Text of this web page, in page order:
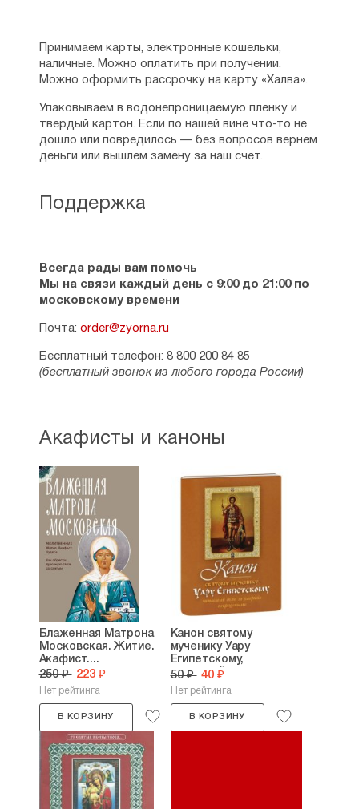
Поддержка
Всегда рады вам помочь
Мы на связи каждый день с 9:00 до 21:00 по
московскому времени
Почта: order@zyorna.ru
Бесплатный телефон: 8 800 200 84 85
(бесплатный звонок из любого города России)
Принимаем карты, электронные кошельки,
наличные. Можно оплатить при получении.
Можно оформить рассрочку на карту «Халва».
Упаковываем в водонепроницаемую пленку и
твердый картон. Если по нашей вине что-то не
дошло или повредилось — без вопросов вернем
деньги или вышлем замену за наш счет.
Акафисты и каноны
Блаженная Матрона
Московская. Житие.
Акафист....
250 ₽ 223 ₽
Нет рейтинга
В КОРЗИНУ
Канон святому
мученику Уару
Египетскому,
читаемый...
50 ₽ 40 ₽
Нет рейтинга
В КОРЗИНУ